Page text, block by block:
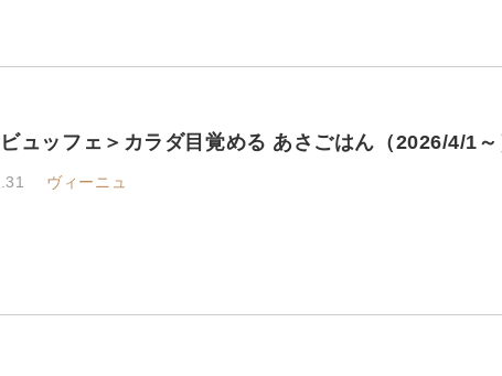
ビュッフェ＞カラダ目覚める あさごはん（2026/4/1
ヴィーニュ